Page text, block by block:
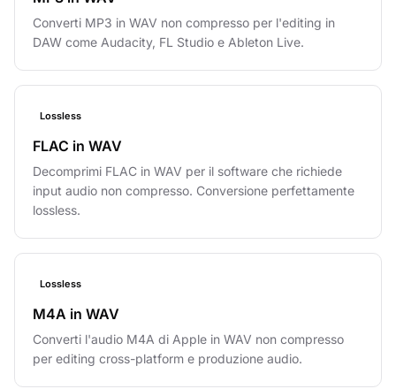
Converti MP3 in WAV non compresso per l'editing in
DAW come Audacity, FL Studio e Ableton Live.
Lossless
FLAC in WAV
Decomprimi FLAC in WAV per il software che richiede
input audio non compresso. Conversione perfettamente
lossless.
Lossless
M4A in WAV
Converti l'audio M4A di Apple in WAV non compresso
per editing cross-platform e produzione audio.